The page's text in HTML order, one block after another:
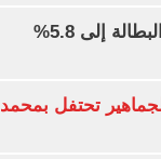
جهاز الإحصاء: تراجع معدل البطالة إلى 5.8%
تحتفل بمحمد